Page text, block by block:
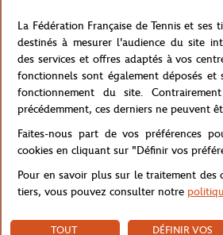
Livraison et retours
La Fédération Française de Tennis et ses
destinés à mesurer l'audience du site
des services et offres adaptés à vos
fonctionnels sont également déposés et
fonctionnement du site.
précédemment, ces derniers ne peuvent
Faites-nous part de vos préférences
cookies en cliquant sur "Définir vos
Pour en savoir plus sur le traitement des
tiers, vous pouvez consulter notre
TOUT
DÉFINIR VOS